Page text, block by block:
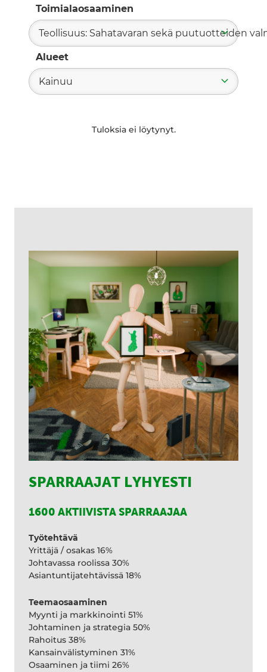
Toimialaosaaminen
Teollisuus: Sahatavaran sekä puutuotteiden
Alueet
Kainuu
Tuloksia ei löytynyt.
SPARRAAJAT LYHYESTI
1600 AKTIIVISTA SPARRAAJAA
Työtehtävä
Yrittäjä / osakas 16%
Johtavassa roolissa 30%
Asiantuntijatehtävissä 18%
Teemaosaaminen
Myynti ja markkinointi 51%
Johtaminen ja strategia 50%
Rahoitus 38%
Kansainvälistyminen 31%
Osaaminen ja tiimi 26%